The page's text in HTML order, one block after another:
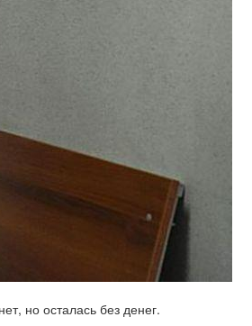
но осталась без денег.